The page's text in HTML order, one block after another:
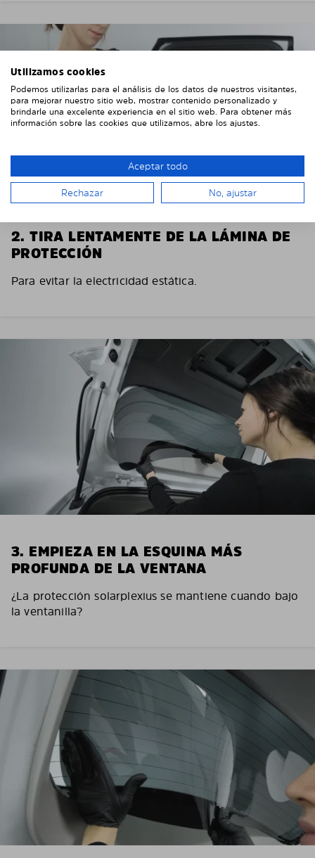
2. TIRA LENTAMENTE DE LA LÁMINA DE
PROTECCIÓN
Para evitar la electricidad estática.
3. EMPIEZA EN LA ESQUINA MÁS
PROFUNDA DE LA VENTANA
¿La protección solarplexius se mantiene cuando bajo
la ventanilla?
Utilizamos cookies
Podemos utilizarlas para el análisis de los datos de nuestros visitantes,
para mejorar nuestro sitio web, mostrar contenido personalizado y
brindarle una excelente experiencia en el sitio web. Para obtener más
información sobre las cookies que utilizamos, abre los ajustes.
Aceptar todo
Rechazar No, ajustar